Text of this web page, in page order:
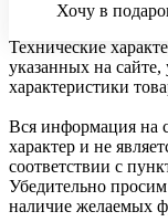
Хочу в
Технические
указанных на сайте,
характеристики
Вся информация на
характер и не
соответствии с
Убедительно
наличие желаемых